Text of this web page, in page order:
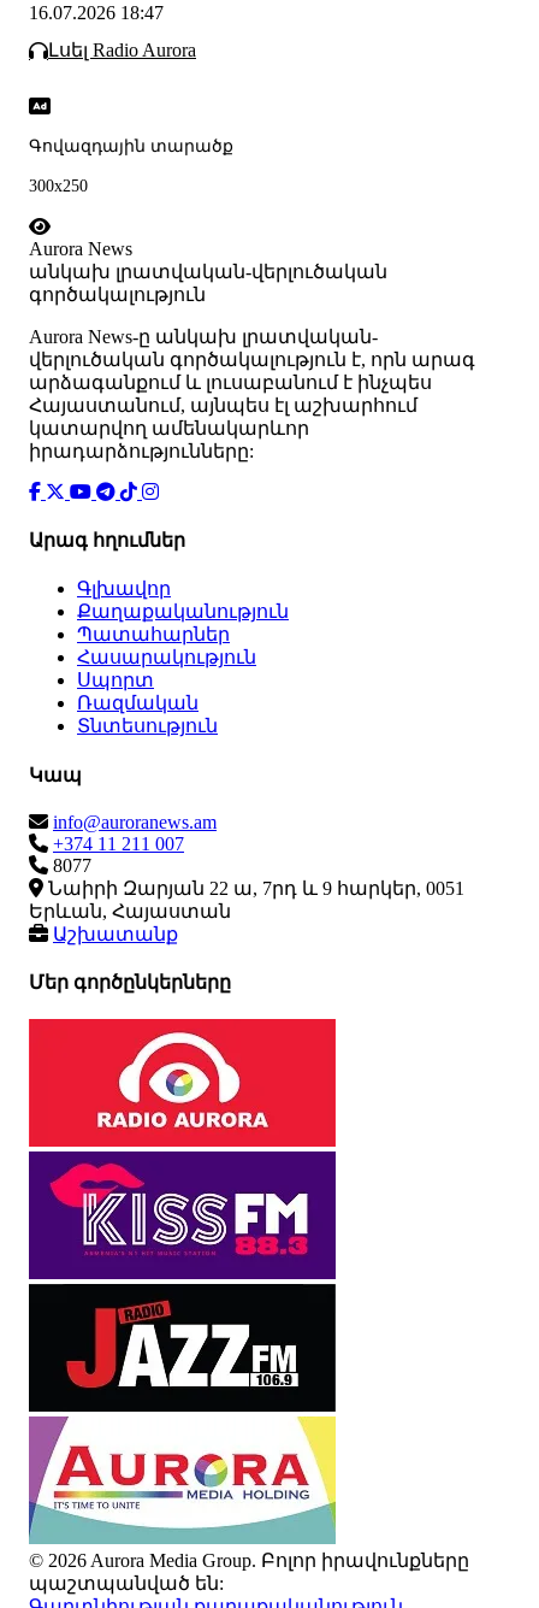
16.07.2026 18:47
Լսել Radio Aurora
Գովազդային տարածք
300x250
Aurora News
անկախ լրատվական-վերլուծական
գործակալություն
Аurora News-ը անկախ լրատվական-
վերլուծական գործակալություն է, որն արագ
արձագանքում և լուսաբանում է ինչպես
Հայաստանում, այնպես էլ աշխարհում
կատարվող ամենակարևոր
իրադարձությունները:
Արագ հղումներ
Գլխավոր
Քաղաքականություն
Պատահարներ
Հասարակություն
Սպորտ
Ռազմական
Տնտեսություն
Կապ
info@auroranews.am
+374 11 211 007
8077
Նաիրի Զարյան 22 ա, 7րդ և 9 հարկեր, 0051
Երևան, Հայաստան
Աշխատանք
Մեր գործընկերները
© 2026 Aurora Media Group. Բոլոր իրավունքները
պաշտպանված են: